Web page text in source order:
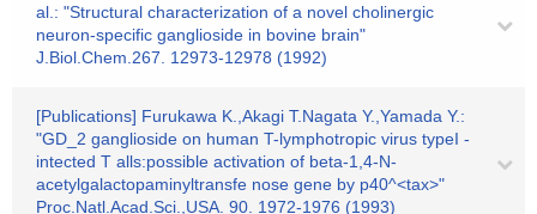
al.: "Structural characterization of a novel cholinergic
neuron-specific ganglioside in bovine brain"
J.Biol.Chem.267. 12973-12978 (1992)
[Publications] Furukawa K.,Akagi T.Nagata Y.,Yamada Y.:
"GD_2 ganglioside on human T-lymphotropic virus typeI -
intected T alls:possible activation of beta-1,4-N-
acetylgalactopaminyltransfe nose gene by p40^<tax>"
Proc.Natl.Acad.Sci.,USA. 90. 1972-1976 (1993)